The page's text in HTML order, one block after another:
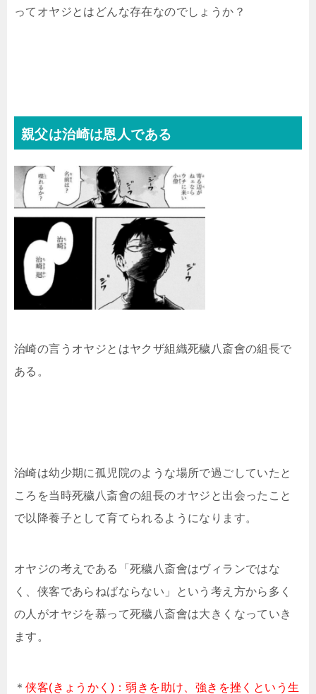
ってオヤジとはどんな存在なのでしょうか？
親父は治崎は恩人である
治崎の言うオヤジとはヤクザ組織死穢八斎會の組長で
ある。
治崎は幼少期に孤児院のような場所で過ごしていたと
ころを当時死穢八斎會の組長のオヤジと出会ったこと
で以降養子として育てられるようになります。
オヤジの考えである
「死穢八斎會はヴィランではな
く、侠客であらねばならない」という考え方から多く
の人がオヤジを慕って死穢八斎會は大きくなっていき
ます。
＊侠客(きょうかく)：弱きを助け、強きを挫くという生